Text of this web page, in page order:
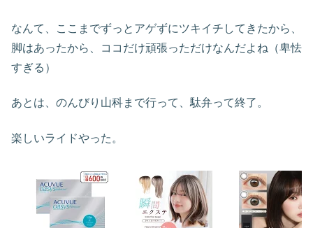
なんて、ここまでずっとアゲずにツキイチしてきたから、
脚はあったから、ココだけ頑張っただけなんだよね（卑怯
すぎる）
あとは、のんびり山科まで行って、駄弁って終了。
楽しいライドやった。